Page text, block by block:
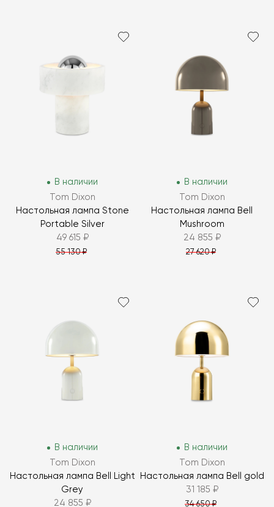
В наличии
Tom Dixon
Настольная лампа Stone
Portable Silver
49 615 ₽
55 130 ₽
В наличии
Tom Dixon
Настольная лампа Bell
Mushroom
24 855 ₽
27 620 ₽
В наличии
Tom Dixon
Настольная лампа Bell Light
Grey
24 855 ₽
В наличии
Tom Dixon
Настольная лампа Bell gold
31 185 ₽
34 650 ₽